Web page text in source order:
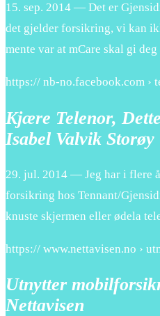
15. sep. 2014 — Det er
det gjelder forsikring, vi kan
mente var at mCare skal gi
https:// nb-no.facebook.com ›
Kjære Telenor,
Isabel Valvik Storøy
29. jul. 2014 — Jeg har i flere
forsikring hos Tennant/
knuste skjermen eller ødela
https:// www.nettavisen.no ›
Utnytter
Nettavisen